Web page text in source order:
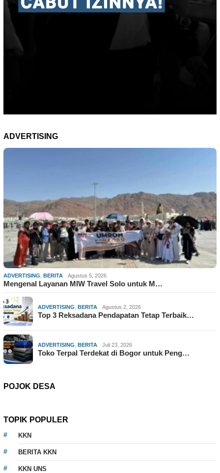
ADVERTISING
ADVERTISING, BERITA Agustus 5, 2026
Mengenal Layanan MIW Travel Solo untuk M…
ADVERTISING, BERITA Agustus 2, 2026
Top 3 Reksadana Pendapatan Tetap Terbaik…
ADVERTISING, BERITA Juli 23, 2026
Toko Terpal Terdekat di Bogor untuk Peng…
POJOK DESA
TOPIK POPULER
KKN
BERITA KKN
KKN UNS